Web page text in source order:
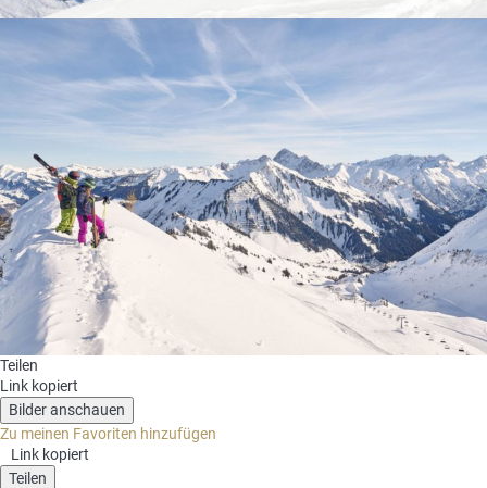
Teilen
Link kopiert
Bilder anschauen
Zu meinen Favoriten hinzufügen
Link kopiert
Teilen